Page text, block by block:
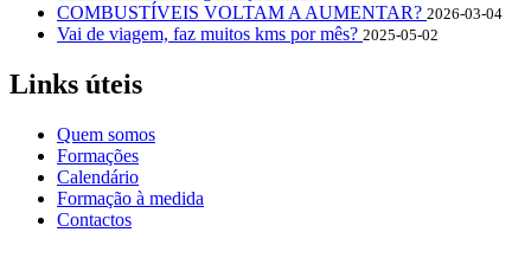
COMBUSTÍVEIS VOLTAM A AUMENTAR? 2026-03-04
Vai de viagem, faz muitos kms por mês? 2025-05-02
Links úteis
Quem somos
Formações
Calendário
Formação à medida
Contactos